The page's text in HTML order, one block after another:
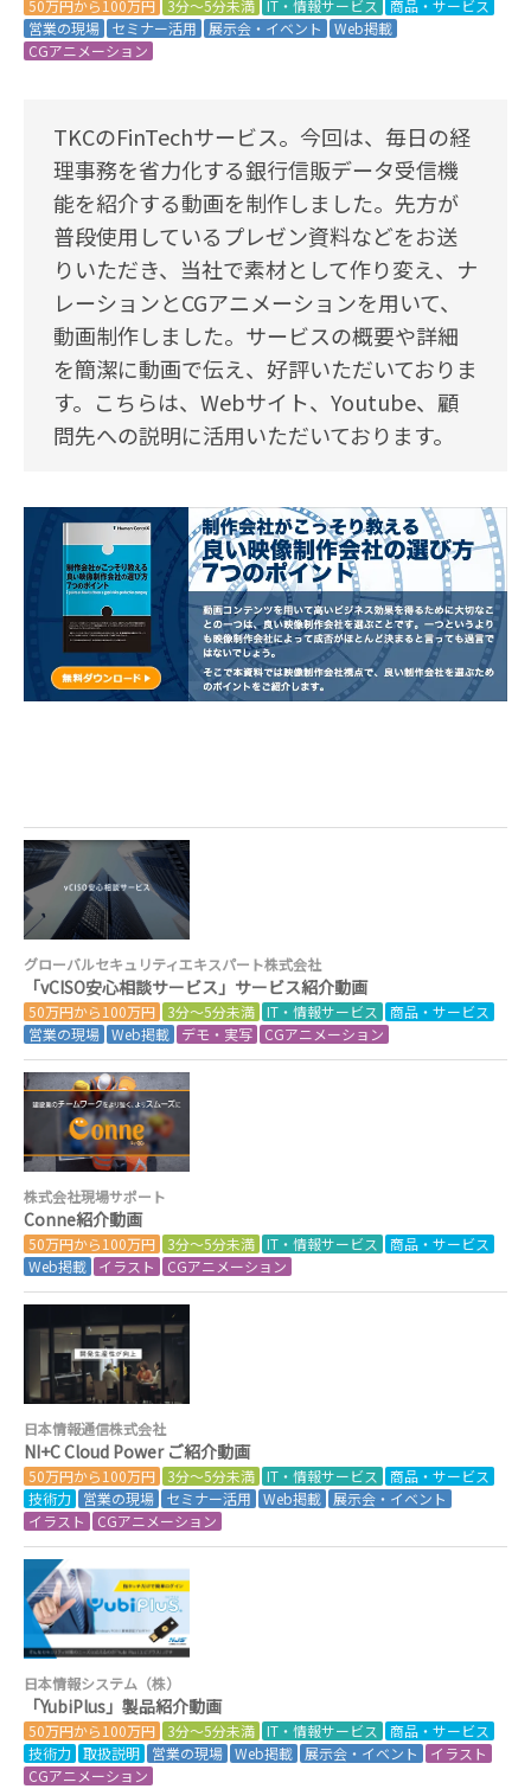
50万円から100万円 3分～5分未満 IT・情報サービス
商品・サービス
営業の現場
セミナー活用 展示会・イベント
Web掲載
CGアニメーション
TKCのFinTechサービス。今回は、毎日の経
理事務を省力化する銀行信販データ受信機
能を紹介する動画を制作しました。先方が
普段使用しているプレゼン資料などをお送
りいただき、当社で素材として作り変え、ナ
レーションとCGアニメーションを用いて、
動画制作しました。サービスの概要や詳細
を簡潔に動画で伝え、好評いただいておりま
す。こちらは、Webサイト、Youtube、顧
問先への説明に活用いただいております。
グローバルセキュリティエキスパート株式会社
「vCISO安心相談サービス」サービス紹介動画
50万円から100万円 3分～5分未満 IT・情報サービス
商品・サービス
営業の現場 Web掲載 デモ・実写 CGアニメーション
株式会社現場サポート
Conne紹介動画
50万円から100万円 3分～5分未満 IT・情報サービス
商品・サービス
Web掲載
イラスト CGアニメーション
日本情報通信株式会社
NI+C Cloud Power ご紹介動画
50万円から100万円 3分～5分未満 IT・情報サービス
商品・サービス
技術力
営業の現場 セミナー活用 Web掲載
展示会・イベント
イラスト
CGアニメーション
日本情報システム（株）
「YubiPlus」製品紹介動画
50万円から100万円 3分～5分未満 IT・情報サービス
商品・サービス
技術力 取扱説明 営業の現場 Web掲載 展示会・イベント
イラスト
CGアニメーション